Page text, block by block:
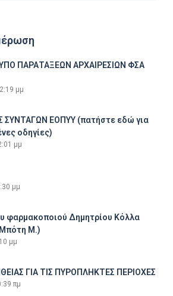
ΠΑΡΑΤΑΞΕΩΝ ΑΡΧΑΙΡΕΣΙΩΝ ΦΣΑ
μμ
ΕΟΠΥΥ (πατήστε εδώ για
οδηγίες)
μμ
μμ
φαρμακοποιού Δημητρίου Κόλλα
Μ.)
μμ
ΓΙΑ ΤΙΣ ΠΥΡΟΠΛΗΚΤΕΣ ΠΕΡΙΟΧΕΣ
πμ